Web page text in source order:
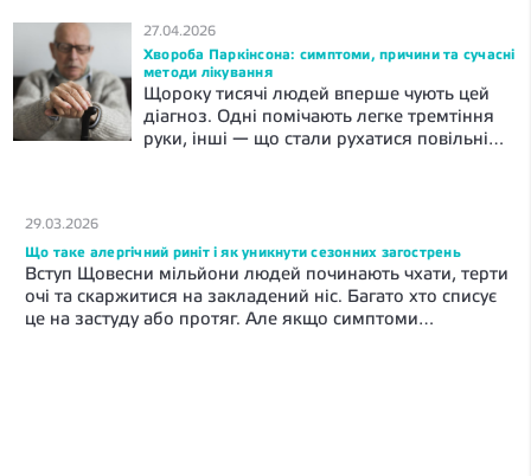
трапляється, чим небезпечна бронхіальна
астма. Що таке бронхіальна астма?
Бронхіальна астма — хронічне
захворювання дихальних шляхів. При
астмі бронхи стають гіперреактивними.
Вони надто гостро реагують на холодне
27.04.2026
Хвороба Паркінсона: симптоми, причини та сучасні
методи лікування
Щороку тисячі людей вперше чують цей
діагноз. Одні помічають легке тремтіння
руки, інші — що стали рухатися повільніше.
що це, що відбувається в організмі, як
розпізнати хворобу на ранньому етапі та
що пропонує медицина. Що таке […]
29.03.2026
Що таке алергічний риніт і як уникнути сезонних загострень
Вступ Щовесни мільйони людей починають чхати, терти
очі та скаржитися на закладений ніс. Багато хто списує
це на застуду або протяг. Але якщо симптоми